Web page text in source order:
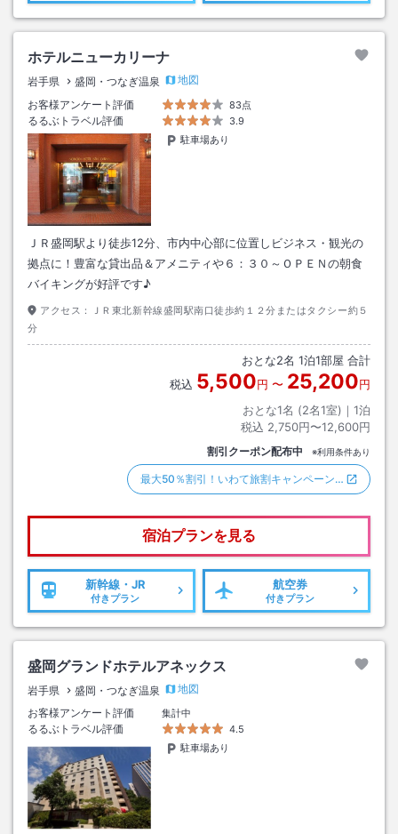
ホテルニューカリーナ
岩手県 盛岡・つなぎ温泉
地図
お客様アンケート評価
83点
るるぶトラベル評価
3.9
駐車場あり
ＪＲ盛岡駅より徒歩12分、市内中心部に位置しビジネス・観光の
拠点に！豊富な貸出品＆アメニティや６：３０～ＯＰＥＮの朝食
バイキングが好評です♪
アクセス：
ＪＲ東北新幹線盛岡駅南口徒歩約１２分またはタクシー約５
分
おとな2名 1泊1部屋 合計
税込 5,500円 〜 25,200円
おとな1名 (2名1室)｜ 1泊
税込 2,750円〜12,600円
割引クーポン配布中 ※利用条件あり
最大50％割引！いわて旅割キャンペーン…
宿泊プランを見る
新幹線・JR
付きプラン
航空券
付きプラン
盛岡グランドホテルアネックス
岩手県 盛岡・つなぎ温泉
地図
お客様アンケート評価
集計中
るるぶトラベル評価
4.5
駐車場あり